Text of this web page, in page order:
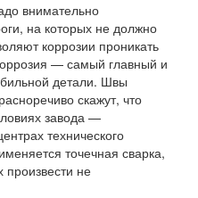
внимательно
на которых не должно
коррозии проникать
— самый главный и
детали. Швы
скажут, что
завода —
технического
точечная сварка,
произвести не